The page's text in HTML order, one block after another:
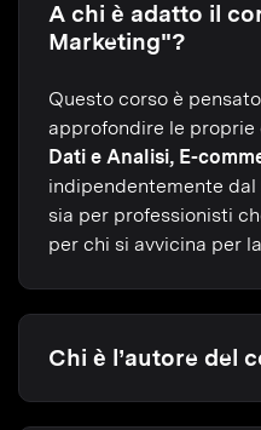
A chi è adatto il
Marketing"?
Questo corso è
approfondire le proprie
Dati e Analisi, E-
indipendentemente
sia per professionisti
per chi si avvicina per
Chi è l’autore del